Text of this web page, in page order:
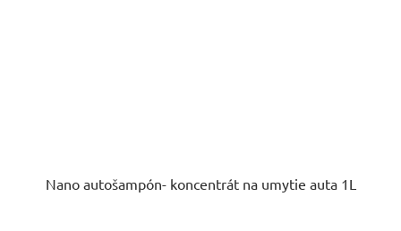
Nano autošampón- koncentrát na umytie auta 1L